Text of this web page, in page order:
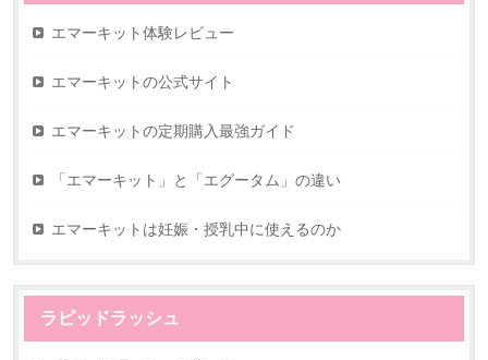
エマーキット体験レビュー
エマーキットの公式サイト
エマーキットの定期購入最強ガイド
「エマーキット」と「エグータム」の違い
エマーキットは妊娠・授乳中に使えるのか
ラピッドラッシュ